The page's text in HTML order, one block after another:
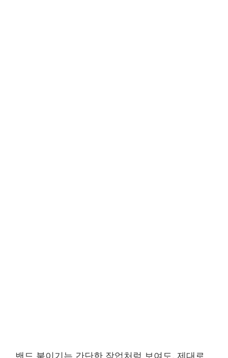
밴드 붙이기는 간단한 작업처럼 보여도, 제대로